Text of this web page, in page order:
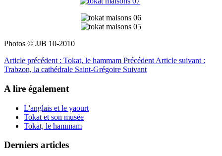
Photos © JJB 10-2010
Article précédent : Tokat, le hammam Précédent Article suivant :
Trabzon, la cathédrale Saint-Grégoire Suivant
A lire également
L'anglais et le yaourt
Tokat et son musée
Tokat, le hammam
Derniers articles